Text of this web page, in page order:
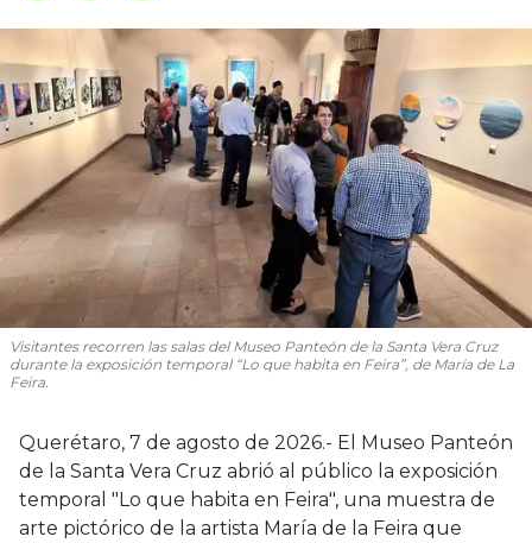
Visitantes recorren las salas del Museo Panteón de la Santa Vera Cruz
durante la exposición temporal “Lo que habita en Feira”, de María de La
Feira.
Querétaro, 7 de agosto de 2026.- El Museo Panteón
de la Santa Vera Cruz abrió al público la exposición
temporal "Lo que habita en Feira", una muestra de
arte pictórico de la artista María de la Feira que